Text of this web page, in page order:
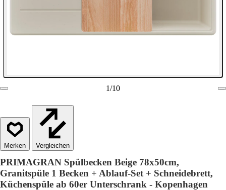
1/10
Vergleichen
PRIMAGRAN Spülbecken Beige 78x50cm,
Granitspüle 1 Becken + Ablauf-Set + Schneidebrett,
Küchenspüle ab 60er Unterschrank - Kopenhagen